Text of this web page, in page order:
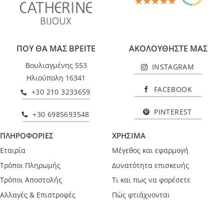
ΠΟΥ ΘΑ ΜΑΣ ΒΡΕΙΤΕ
Βουλιαγμένης 553
Ηλιούπολη 16341
+30 210 3233659
+30 6985693548
ΑΚΟΛΟΥΘΗΣΤΕ ΜΑΣ
INSTAGRAM
FACEBOOK
PINTEREST
ΠΛΗΡΟΦΟΡΙΕΣ
Εταιρία
Τρόποι Πληρωμής
Τρόποι Αποστολής
Αλλαγές & Επιστροφές
ΧΡΗΣΙΜΑ
Μέγεθος και εφαρμογή
Δυνατότητα επισκευής
Τι και πως να φορέσετε
Πώς φτιάχνονται